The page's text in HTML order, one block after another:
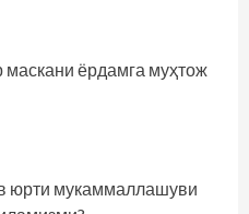
ёрдамга муҳтож
юрти мукаммаллашуви